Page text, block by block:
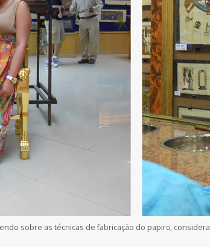
sobre as técnicas de fabricação do papiro,